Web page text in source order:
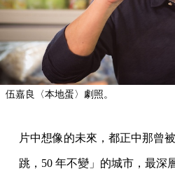
伍嘉良〈本地蛋〉劇照。
片中想像的未來，都正中那曾
跳，50 年不變」的城市，最深